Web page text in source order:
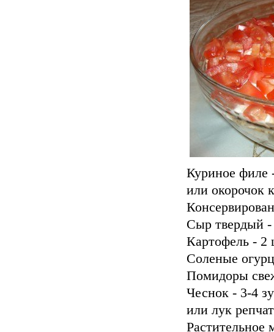
Куриное филе
или окорочок
Сыр твердый -
Картофель - 2
Соленые
Помидоры
Чеснок - 3-4
или лук
Растительное